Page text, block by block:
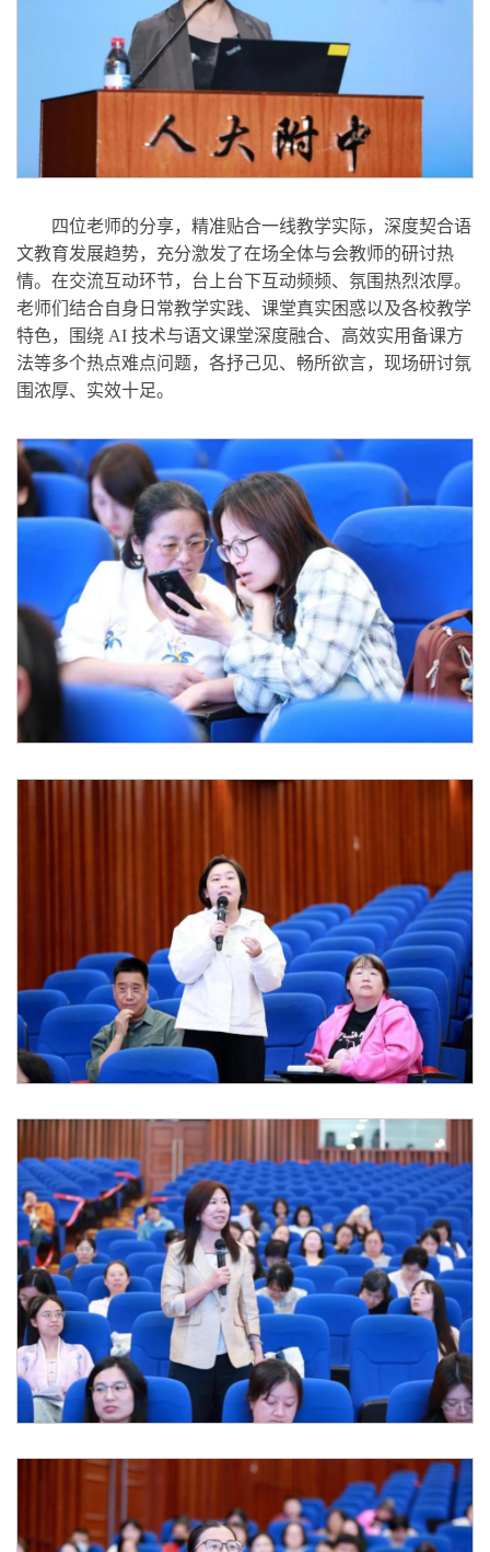
四位老师的分享，精准贴合一线教学实际，深度契合语
文教育发展趋势，充分激发了在场全体与会教师的研讨热
情。在交流互动环节，台上台下互动频频、氛围热烈浓厚。
老师们结合自身日常教学实践、课堂真实困惑以及各校教学
特色，围绕 AI 技术与语文课堂深度融合、高效实用备课方
法等多个热点难点问题，各抒己见、畅所欲言，现场研讨氛
围浓厚、实效十足。